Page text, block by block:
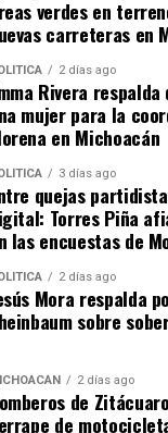
Inicia
Ixtláhuac
18 febrero,
En "Zitácuaro"
verdes en
carreteras en
2 días ago
Rivera
mujer para la
en Michoacán
3 días ago
quejas
Torres Piña
las encuestas de
2 días ago
Mora respalda
sobre
2 días ago
de
de